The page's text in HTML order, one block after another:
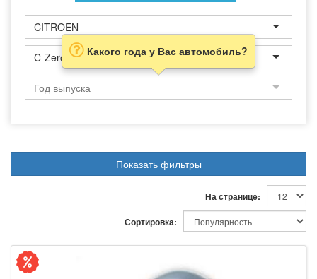
CITROEN
C-Zero Какого года у Вас автомобиль?
Показать фильтры
На странице:
Сортировка: